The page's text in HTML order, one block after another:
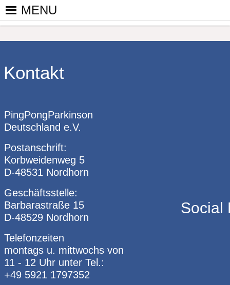
Skip
PINGPONGPARKINSON
ist der bundesweite Zusammenschluss von
MENU
Kontakt
PingPongParkinson
Deutschland e.V.
Postanschrift:
Korbweidenweg 5
D-48531 Nordhorn
Geschäftsstelle:
Barbarastraße 15
D-48529 Nordhorn
Telefonzeiten
montags u. mittwochs von
11 - 12 Uhr unter Tel.:
+49 5921 1797352
Social